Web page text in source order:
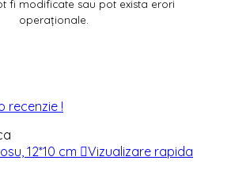
fi modificate sau pot exista erori
operaționale.
recenzie !
Vizualizare rapida